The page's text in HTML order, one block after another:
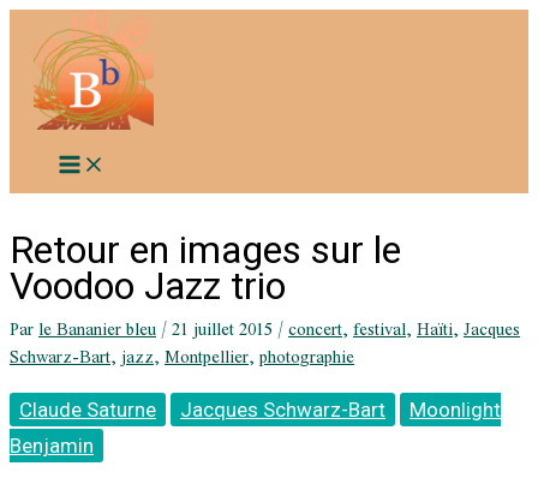
contenu
Retour en images sur le
Voodoo Jazz trio
Parle Bananier bleu/21 juillet 2015/concert,festival,Haïti,Jacques
Schwarz-Bart,jazz,Montpellier,photographie
Claude Saturne Jacques Schwarz-Bart
Moonlight
Benjamin